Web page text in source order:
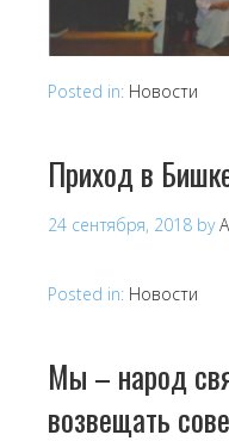
Posted in: Новости
Приход в
24 сентября, 2018 by
Posted in: Новости
Мы – народ
возвещать